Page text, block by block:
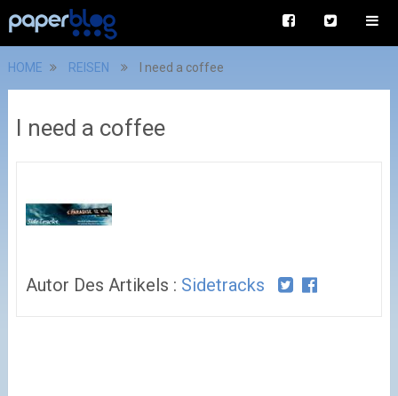
HOME REISEN I need a coffee
I need a coffee
Autor Des Artikels : Sidetracks